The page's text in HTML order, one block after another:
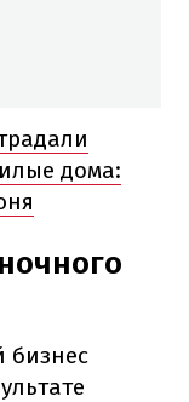
дома:
бизнес